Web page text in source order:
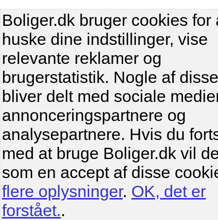
Boliger.dk bruger cookies for
huske dine indstillinger, vise
relevante reklamer og
brugerstatistik. Nogle af
bliver delt med sociale
annonceringspartnere og
analysepartnere. Hvis du
med at bruge Boliger.dk vil
som en accept af disse
flere oplysninger. OK, det er
forstået..